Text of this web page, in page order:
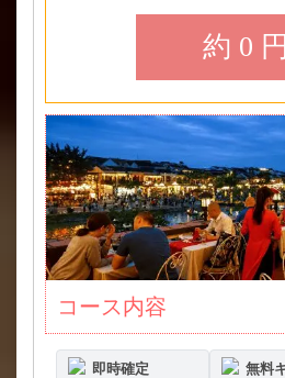
約 0 円
コース内容
即時確定 無料